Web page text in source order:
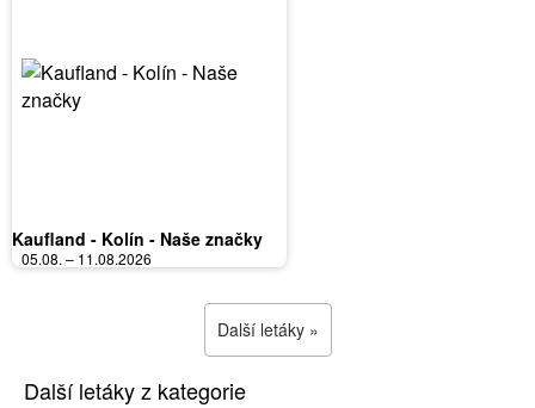
Kaufland - Kolín - Naše značky
05.08. – 11.08.2026
Další letáky »
Další letáky z kategorie